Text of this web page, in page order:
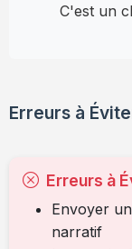
C'est un
Erreurs à
Erreurs à
Envoyer
narratif